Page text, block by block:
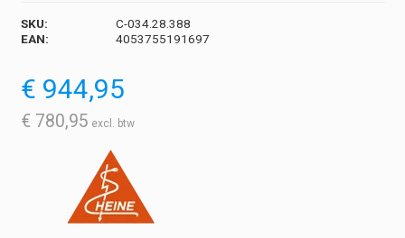
SKU:
C-034.28.388
EAN:
4053755191697
€ 944,95
€ 780,95